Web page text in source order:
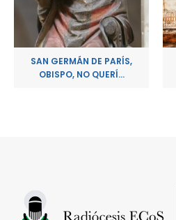
SAN GERMÁN DE PARÍS,
OBISPO, NO QUERÍ...